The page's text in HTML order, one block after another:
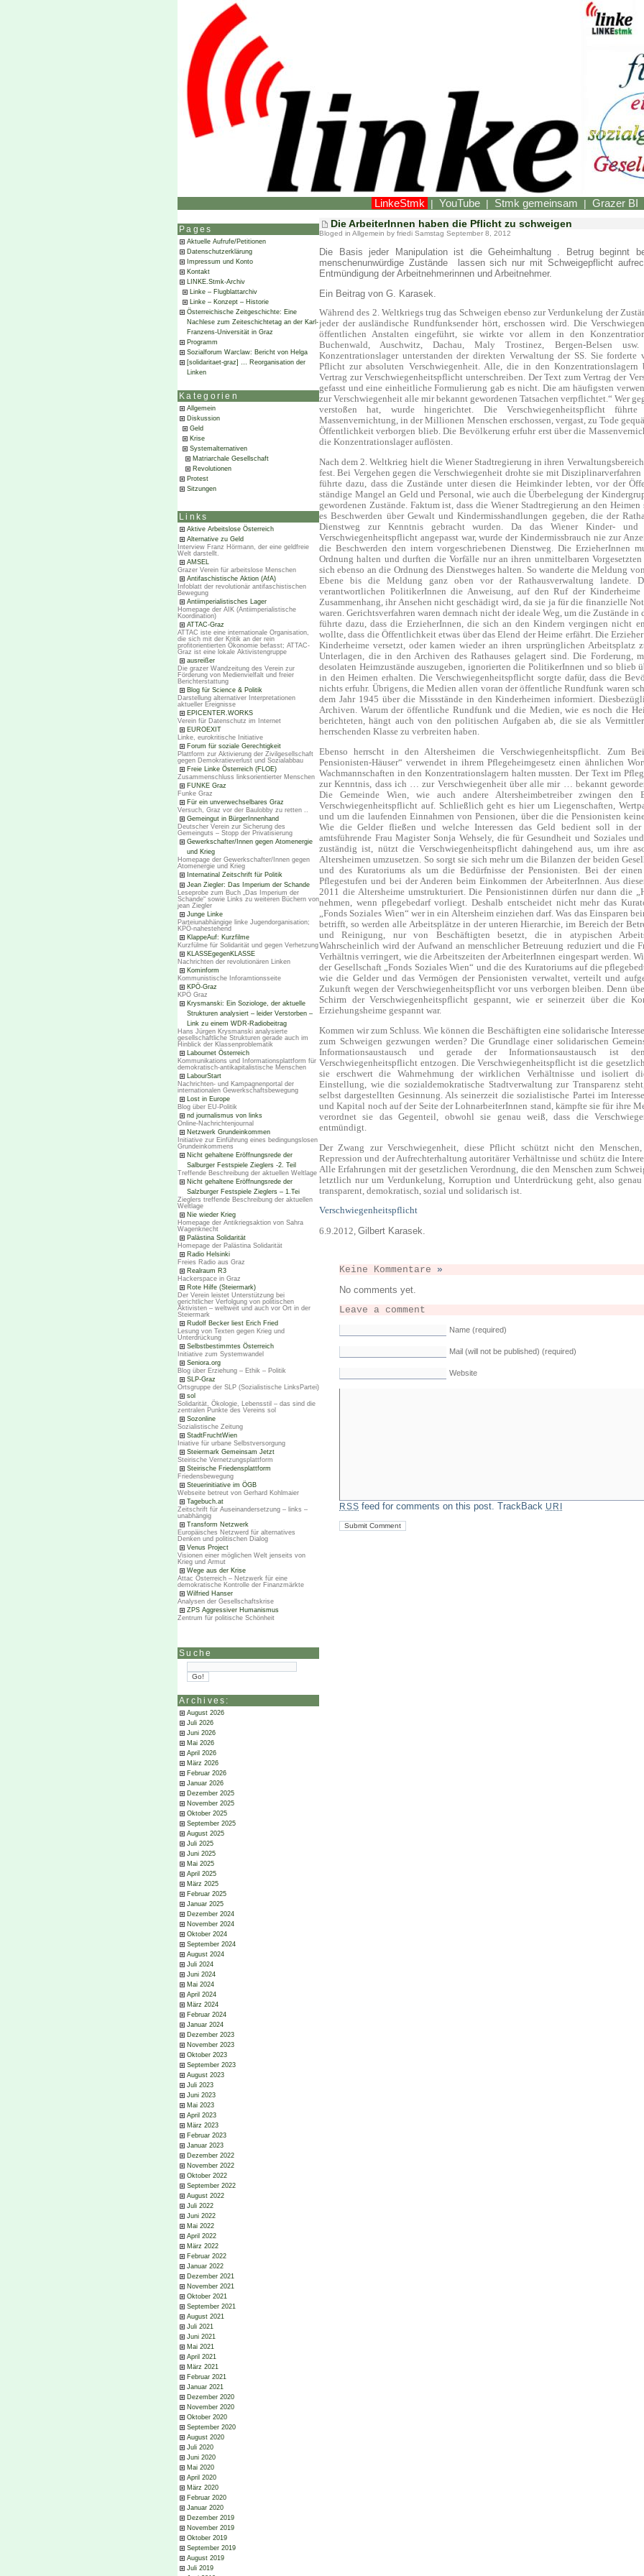
LinkeStmk | YouTube | Stmk gemeinsam | Grazer BI
Pages
Aktuelle Aufrufe/Petitionen
Datenschutzerklärung
Impressum und Konto
Kontakt
LINKE.Stmk-Archiv
Linke – Flugblattarchiv
Linke – Konzept – Historie
Österreichische Zeitgeschichte: Eine
Nachlese zum Zeiteschichtetag an der Karl-
Franzens-Universität in Graz
Programm
Sozialforum Warclaw: Bericht von Helga
[solidaritaet-graz] … Reorganisation der
Linken
Kategorien
Allgemein
Diskussion
Geld
Krise
Systemalternativen
Matriarchale Gesellschaft
Revolutionen
Protest
Sitzungen
Links
Aktive Arbeitslose Österreich
Alternative zu Geld
Interview Franz Hörmann, der eine geldfreie
Welt darstellt.
AMSEL
Grazer Verein für arbeitslose Menschen
Antifaschistische Aktion (AfA)
Infoblatt der revolutionär antifaschistischen
Bewegung
Antiimperialistisches Lager
Homepage der AIK (Antiimperialistische
Koordination)
ATTAC-Graz
ATTAC iste eine internationale Organisation,
die sich mit der Kritik an der rein
profitorientierten Ökonomie befasst; ATTAC-
Graz ist eine lokale Aktivistengruppe
ausreißer
Die grazer Wandzeitung des Verein zur
Förderung von Medienvielfalt und freier
Berichterstattung
Blog für Science & Politik
Darstellung alternativer Interpretationen
aktueller Ereignisse
EPICENTER.WORKS
Verein für Datenschutz im Internet
EUROEXIT
Linke, eurokritische Initiative
Forum für soziale Gerechtigkeit
Plattform zur Aktivierung der Zivilgesellschaft
gegen Demokratieverlust und Sozialabbau
Freie Linke Österreich (FLOE)
Zusammenschluss linksorientierter Menschen
FUNKE Graz
Funke Graz
Für ein unverwechselbares Graz
Versuch, Graz vor der Baulobby zu retten ..
Gemeingut in BürgerInnenhand
Deutscher Verein zur Sicherung des
Gemeinguts – Stopp der Privatisierung
Gewerkschafter/Innen gegen Atomenergie
und Krieg
Homepage der Gewerkschafter/Innen gegen
Atomenergie und Krieg
Internatinal Zeitschrift für Politik
Jean Ziegler: Das Imperium der Schande
Leseprobe zum Buch „Das Imperium der
Schande“ sowie Links zu weiteren Büchern von
jean Ziegler
Junge Linke
Parteiunabhängige linke Jugendorganisation;
KPÖ-nahestehend
KlappeAuf: Kurzfilme
Kurzfülme für Solidarität und gegen Verhetzung
KLASSEgegenKLASSE
Nachrichten der revolutionären Linken
Kominform
Kommunistische Inforamtionsseite
KPÖ-Graz
KPÖ Graz
Krysmanski: Ein Soziologe, der aktuelle
Strukturen analysiert – leider Verstorben –
Link zu einem WDR-Radiobeitrag
Hans Jürgen Krysmanski analysierte
gesellschaftliche Strukturen gerade auch im
Hinblick der Klassenproblematik
Labournet Österreich
Kommunikations und Informationsplattform für
demokratisch-antikapitalistische Menschen
LabourStart
Nachrichten- und Kampagnenportal der
internationalen Gewerkschaftsbewegung
Lost in Europe
Blog über EU-Politik
nd journalismus von links
Online-Nachrichtenjournal
Netzwerk Grundeinkommen
Initiative zur Einführung eines bedingungslosen
Grundeinkommens
Nicht gehaltene Eröffnungsrede der
Salburger Festspiele Zieglers -2. Teil
Treffende Beschreibung der aktuellen Weltlage
Nicht gehaltene Eröffnungsrede der
Salzburger Festspiele Zieglers – 1.Tei
Zieglers treffende Beschreibung der aktuellen
Weltlage
Nie wieder Krieg
Homepage der Antikriegsaktion von Sahra
Wagenknecht
Palästina Solidarität
Homepage der Palästina Solidarität
Radio Helsinki
Freies Radio aus Graz
Realraum R3
Hackerspace in Graz
Rote Hilfe (Steiermark)
Der Verein leistet Unterstützung bei
gerichtlicher Verfolgung von politischen
Aktivisten – weltweit und auch vor Ort in der
Steiermark
Rudolf Becker liest Erich Fried
Lesung von Texten gegen Krieg und
Unterdrückung
Selbstbestimmtes Österreich
Initiative zum Systemwandel
Seniora.org
Blog über Erziehung – Ethik – Politik
SLP-Graz
Ortsgruppe der SLP (Sozialistische LinksPartei)
sol
Solidarität, Ökologie, Lebensstil – das sind die
zentralen Punkte des Vereins sol
Sozonline
Sozialistische Zeitung
StadtFruchtWien
Iniative für urbane Selbstversorgung
Steiermark Gemeinsam Jetzt
Steirische Vernetzungsplattform
Steirische Friedensplattform
Friedensbewegung
Steuerinitiative im ÖGB
Webseite betreut von Gerhard Kohlmaier
Tagebuch.at
Zeitschrift für Auseinandersetzung – links –
unabhängig
Transform Netzwerk
Europäisches Netzwerd für alternatives
Denken und politischen Dialog
Venus Project
Visionen einer möglichen Welt jenseits von
Krieg und Armut
Wege aus der Krise
Attac Österreich – Netzwerk für eine
demokratische Kontrolle der Finanzmärkte
Wilfried Hanser
Analysen der Gesellschaftskrise
ZPS Aggressiver Humanismus
Zentrum für politische Schönheit
Suche
Archives:
August 2026
Juli 2026
Juni 2026
Mai 2026
April 2026
März 2026
Februar 2026
Januar 2026
Dezember 2025
November 2025
Oktober 2025
September 2025
August 2025
Juli 2025
Juni 2025
Mai 2025
April 2025
März 2025
Februar 2025
Januar 2025
Dezember 2024
November 2024
Oktober 2024
September 2024
August 2024
Juli 2024
Juni 2024
Mai 2024
April 2024
März 2024
Februar 2024
Januar 2024
Dezember 2023
November 2023
Oktober 2023
September 2023
August 2023
Juli 2023
Juni 2023
Mai 2023
April 2023
März 2023
Februar 2023
Januar 2023
Dezember 2022
November 2022
Oktober 2022
September 2022
August 2022
Juli 2022
Juni 2022
Mai 2022
April 2022
März 2022
Februar 2022
Januar 2022
Dezember 2021
November 2021
Oktober 2021
September 2021
August 2021
Juli 2021
Juni 2021
Mai 2021
April 2021
März 2021
Februar 2021
Januar 2021
Dezember 2020
November 2020
Oktober 2020
September 2020
August 2020
Juli 2020
Juni 2020
Mai 2020
April 2020
März 2020
Februar 2020
Januar 2020
Dezember 2019
November 2019
Oktober 2019
September 2019
August 2019
Juli 2019
Die ArbeiterInnen haben die Pflicht zu schweigen
Bloged in Allgemein by friedi Samstag September 8, 2012
Die Basis jeder Manipulation ist die Geheimhaltung . Betrug beginnt
menschenunwürdige Zustände lassen sich nur mit Schweigepflicht
Entmündigung der Arbeitnehmerinnen und Arbeitnehmer.
Ein Beitrag von G. Karasek.
Während des 2. Weltkriegs trug das Schweigen ebenso zur Verdunkelung der
jeder der ausländische Rundfunksender hört, erschossen wird. Die
öffentlichen Anstalten eingeführt, sie wirkte vor allem in den
Buchenwald, Auschwitz, Dachau, Maly Trostinez, Bergen-Belsen
Konzentrationslager unterstanden der direkten Verwaltung der SS. Sie forderte
Pflicht zur absoluten Verschwiegenheit. Alle, die in den Konzentrationslagern
Vertrag zur Verschwiegenheitspflicht unterschreiben. Der Text zum Vertrag der
gefasst und eine einheitliche Formulierung gab es nicht. Die am häufigsten
zur Verschwiegenheit alle mir bekannt gewordenen Tatsachen verpflichtet.“ Wer
verstoßen hat, wurde hingerichtet. Die Verschwiegenheitspflicht
Massenvernichtung, in der Millionen Menschen erschossen, vergast, zu Tode
Öffentlichkeit verborgen blieb. Die Bevölkerung erfuhr erst über die
die Konzentrationslager auflösten.
Nach dem 2. Weltkrieg hielt die Wiener Stadtregierung in ihren
fest. Bei Vergehen gegen die Verschwiegenheit drohte sie mit
führte dazu, dass die Zustände unter diesen die Heimkinder lebten, vor der
ständige Mangel an Geld und Personal, wie auch die Überbelegung der
gewordenen Zustände. Faktum ist, dass die Wiener Stadtregierung an den
es Beschwerden über Gewalt und Kindermisshandlungen gegeben, die der
Dienstweg zur Kenntnis gebracht wurden. Da das Wiener Kinder- und
Verschwiegenheitspflicht angepasst war, wurde der Kindermissbrauch nie zur
die Beschwerden den intern vorgeschriebenen Dienstweg. Die ErzieherInnen
Ordnung halten und durften die Vorfälle nur an ihren unmittelbaren Vorgesetzten
sich ebenso an die Ordnung des Dienstweges halten. So wanderte die Meldung
Ebene bis die Meldung ganz oben vor der Rathausverwaltung landete.
verantwortlichen PolitikerInnen die Anweisung, auf den Ruf der
Zusammenhang, ihr Ansehen nicht geschädigt wird, da sie ja für die finanzielle
waren. Gerichtsverfahren waren demnach nicht der ideale Weg, um die Zustände in
führte dazu, dass die ErzieherInnen, die sich an den Kindern vergingen nicht
wollte, dass die Öffentlichkeit etwas über das Elend der Heime erfährt. Die
Kinderheime versetzt, oder kamen wieder an ihren ursprünglichen Arbeitsplatz
Unterlagen, die in den Archiven des Rathauses gelagert sind. Die Forderung,
desolaten Heimzustände auszugeben, ignorierten die PolitikerInnen und so blieb
in den Heimen erhalten. Die Verschwiegenheitspflicht sorgte dafür, dass die
nichts erfuhr. Übrigens, die Medien allen voran der öffentliche Rundfunk waren
dem Jahr 1945 über die Missstände in den Kinderheimen informiert.
Archiven. Warum der öffentliche Rundfunk und die Medien, wie es noch die
berichteten, hängt auch von den politischen Aufgaben ab, die sie als
herrschenden Klasse zu verbreiten haben.
Ebenso herrscht in den Altersheimen die Verschwiegenheitspflicht. Zum
Pensionisten-Häuser“ verwendet in ihrem Pflegeheimgesetz einen ähnlichen
Wachmannschaften in den Konzentrationslagern halten mussten. Der Text im
zur Kenntnis, dass ich … zur Verschwiegenheit über alle mir … bekannt
Die Gemeinde Wien, wie auch andere Altersheimbetreiber zwingen den
Verschwiegenheitspflicht auf. Schließlich geht es hier um Liegenschaften,
und um die laufenden Einnahmen von Pensionen, über die die Pensionisten
Wie die Gelder fließen und welche Interessen das Geld bedient soll in
amtsführende Frau Magister Sonja Wehsely, die für Gesundheit und Soziales
zuständig ist, nützt die Verschwiegenheitspflicht dahingehend aus, um ihre
Altersheimen umzusetzen. So sorgt sie sich mehr um die Bilanzen der beiden
und des Kuratoriums als um die Bedürfnisse der Pensionisten. Bei der
Pflegestufen und bei der Anderen beim Einkommen der ArbeiterInnen. Aus
2011 die Altersheime umstrukturiert. Die Pensionistinnen dürfen nur dann die
nehmen, wenn pflegebedarf vorliegt. Deshalb entscheidet nicht mehr das
„Fonds Soziales Wien“ wer in ein Altersheim einziehen darf. Was das Einsparen
betrifft, so werden alle Arbeitsplätze in der unteren Hierarchie, im Bereich der
und Reinigung, nur von Beschäftigten besetzt, die in atypischen
Wahrscheinlich wird der Aufwand an menschlicher Betreuung reduziert und die
Verhältnis verringert, wie die Arbeitszeiten der ArbeiterInnen eingespart werden.
der Gesellschaft „Fonds Soziales Wien“ und die des Kuratoriums auf die
wie die Gelder und das Vermögen der Pensionisten verwaltet, verteilt und
Zukunft wegen der Verschwiegenheitspflicht vor uns verborgen bleiben. Denn
Schirm der Verschwiegenheitspflicht gespannt, wie er seinerzeit über die
Erziehungsheime gespannt war.
Kommen wir zum Schluss. Wie können die Beschäftigten eine solidarische
zum Schweigen gezwungen werden? Die Grundlage einer solidarischen
Informationsaustausch und gerade der Informationsaustausch ist
Verschwiegenheitspflicht entzogen. Die Verschwiegenheitspflicht ist die
sie erschwert die Wahrnehmung der wirklichen Verhältnisse und isoliert
Einstellung, wie die sozialdemokratische Stadtverwaltung zur Transparenz
selbst dargestellten Gesinnung. Als seinerzeit die sozialistische Partei im
und Kapital noch auf der Seite der LohnarbeiterInnen stand, kämpfte sie für ihre
verordnet sie das Gegenteil, obwohl sie genau weiß, dass die
entmündigt.
Der Zwang zur Verschwiegenheit, diese Pflicht schützt nicht den
Repression und der Aufrechterhaltung autoritärer Verhältnisse und schütz die
Alle Erfahrungen mit der gesetzlichen Verordnung, die den Menschen zum
letztlich nur um Verdunkelung, Korruption und Unterdrückung geht, also
transparent, demokratisch, sozial und solidarisch ist.
Verschwiegenheitspflicht
6.9.2012, Gilbert Karasek.
Keine Kommentare »
No comments yet.
Leave a comment
Name (required)
Mail (will not be published) (required)
Website
RSS feed for comments on this post. TrackBack URI